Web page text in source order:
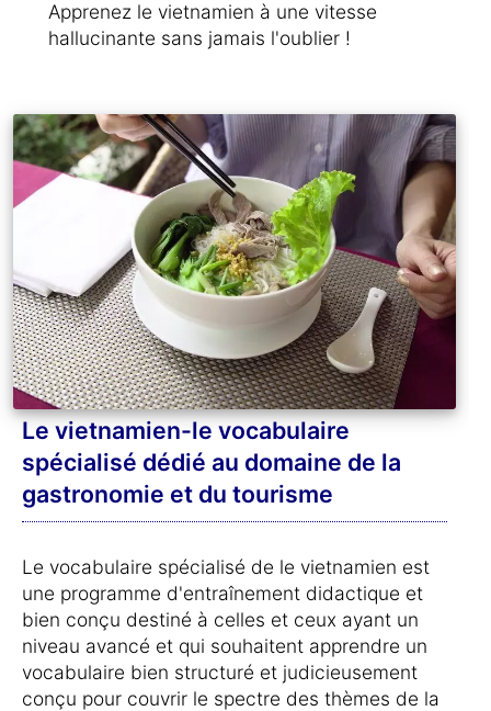
Apprenez le vietnamien à une vitesse
hallucinante sans jamais l'oublier !
Le vietnamien-le vocabulaire
spécialisé dédié au domaine de la
gastronomie et du tourisme
Le vocabulaire spécialisé de le vietnamien est
une programme d'entraînement didactique et
bien conçu destiné à celles et ceux ayant un
niveau avancé et qui souhaitent apprendre un
vocabulaire bien structuré et judicieusement
conçu pour couvrir le spectre des thèmes de la